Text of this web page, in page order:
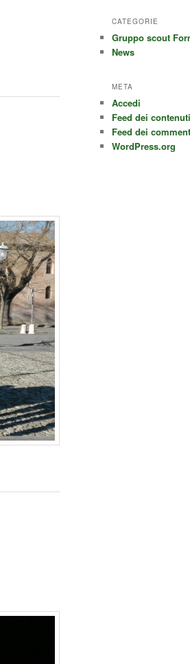
CATEGORIE
Gruppo scout
News
META
Accedi
Feed dei contenuti
Feed dei
WordPress.org